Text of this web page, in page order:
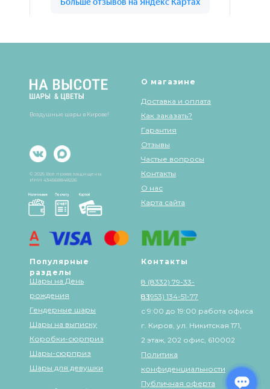
О магазине
Доставка и оплата
Популярные
разделы
Шары на День
рождения
Контакты
© 2025 Все права защищены
Как заказать?
Гарантия
Отзывы
Частые вопросы
Контакты
О нас
Гендерные шары
Шары на выписку
Коробки-сюрприз
Шары-сюрприз
Шары для девушки
8 (8332) 79-33-
83
8 (953) 134-51-77
с 9:00 до 19:00 работа офиса
г. Киров, ул. Никитская 171,
2 этаж, 202 офис, 610002
ИНН 434568848226
Политика
конфиденциальности
Публичная оферта
Карта сайта
Воздушные шары в Кирове!